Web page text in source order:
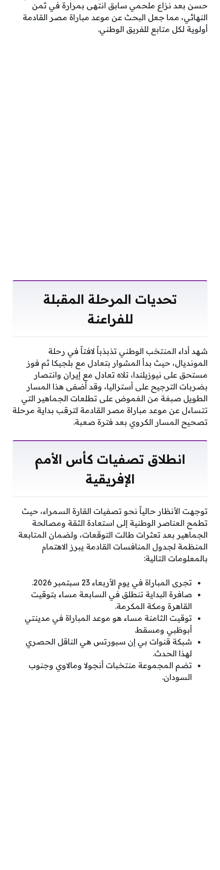
حسن بعد نزاع ملحمي سابق انتهى بمرارة في ثمن
النهائي، مما جعل البحث عن موعد مباراة مصر القادمة
أولوية لكل متابع للفريق الوطني.
تحديات المرحلة المقبلة
للفراعنة
شهد أداء المنتخب الوطني تذبذباً لافتاً في رحلة
المونديال، حيث بدأ المشوار بتعادل مع بلجيكا ثم فوز
مستحق على نيوزيلندا، تلاه تعادل مع إيران وانتصار
بضربات الترجيح على أستراليا، وقد أضفى هذا المسار
الطويل صبغة من الغموض على تطلعات الجماهير التي
تتساءل عن موعد مباراة مصر القادمة لترقب بداية مرحلة
تصحيح المسار الكروي بعد فترة صعبة.
انطلاق تصفيات كأس الأمم
الإفريقية
توجهت الأنظار حالياً نحو تصفيات القارة السمراء، حيث
تطمح العناصر الوطنية إلى استعادة الثقة ومصالحة
الجماهير بعد تعثرات طالت التوقعات، ولضمان المتابعة
المنظمة لجدول المنافسات القادمة يبرز الاهتمام
بالمعلومات التالية:
تجرى المباراة في يوم الأربعاء 23 سبتمبر 2026.
صافرة البداية تنطلق في السابعة مساء بتوقيت
القاهرة ومكة المكرمة.
توقيت الثامنة مساء هو موعد المباراة في مدينتي
أبوظبي ومسقط.
شبكة قنوات بي إن سبورتس هي الناقل الحصري
لهذا الحدث.
تضم المجموعة منتخبات أنجولا ومالاوي وجنوب
السودان.